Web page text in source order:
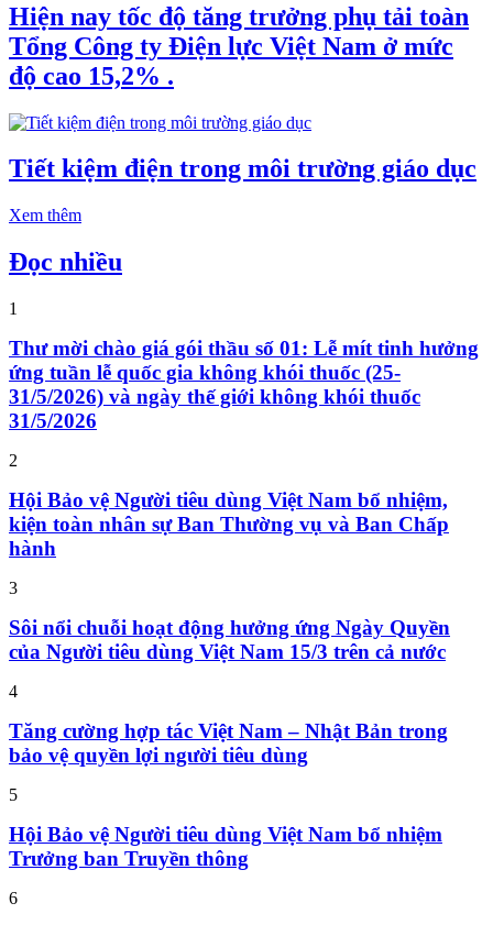
Hiện nay tốc độ tăng trưởng phụ tải toàn
Tổng Công ty Điện lực Việt Nam ở mức
độ cao 15,2% .
Tiết kiệm điện trong môi trường giáo dục
Xem thêm
Đọc nhiều
1
Thư mời chào giá gói thầu số 01: Lễ mít tinh hưởng
ứng tuần lễ quốc gia không khói thuốc (25-
31/5/2026) và ngày thế giới không khói thuốc
31/5/2026
2
Hội Bảo vệ Người tiêu dùng Việt Nam bổ nhiệm,
kiện toàn nhân sự Ban Thường vụ và Ban Chấp
hành
3
Sôi nổi chuỗi hoạt động hưởng ứng Ngày Quyền
của Người tiêu dùng Việt Nam 15/3 trên cả nước
4
Tăng cường hợp tác Việt Nam – Nhật Bản trong
bảo vệ quyền lợi người tiêu dùng
5
Hội Bảo vệ Người tiêu dùng Việt Nam bổ nhiệm
Trưởng ban Truyền thông
6